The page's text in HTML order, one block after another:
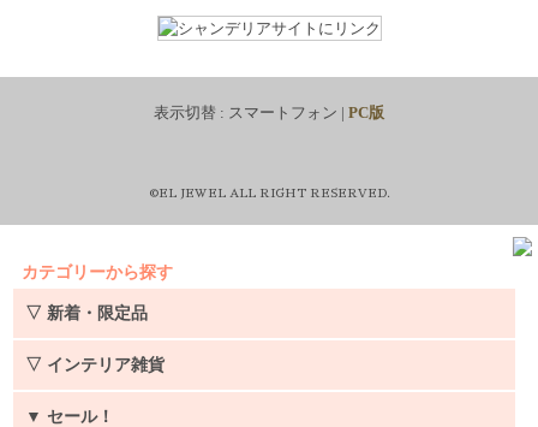
表示切替 : スマートフォン | PC版
©EL JEWEL ALL RIGHT RESERVED.
カテゴリーから探す
▽ 新着・限定品
▽ インテリア雑貨
▼ セール！